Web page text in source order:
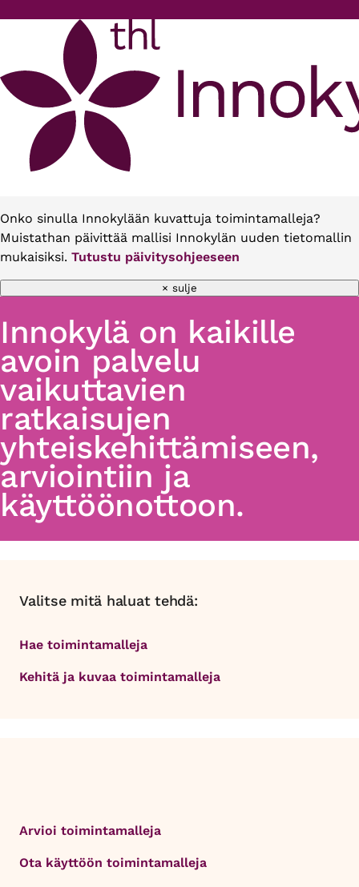
Onko sinulla Innokylään kuvattuja toimintamalleja?
Muistathan päivittää mallisi Innokylän uuden tietomallin
mukaisiksi. Tutustu päivitysohjeeseen
× sulje
Innokylä on kaikille
avoin palvelu
vaikuttavien
ratkaisujen
yhteiskehittämiseen,
arviointiin ja
käyttöönottoon.
Valitse mitä haluat tehdä:
Hae toimintamalleja
Kehitä ja kuvaa toimintamalleja
Arvioi toimintamalleja
Ota käyttöön toimintamalleja